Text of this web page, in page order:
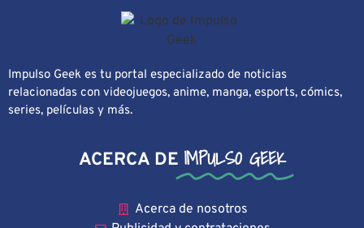
Impulso Geek es tu portal especializado de noticias
relacionadas con videojuegos, anime, manga, esports, cómics,
series, películas y más.
ACERCA DE IMPULSO GEEK
Acerca de nosotros